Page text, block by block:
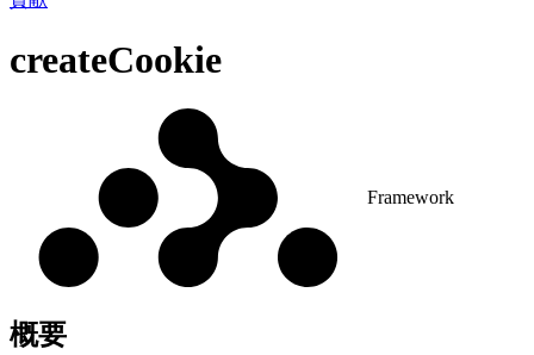
createCookie
Framework
概要